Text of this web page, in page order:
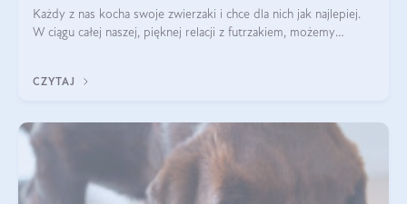
Każdy z nas kocha swoje zwierzaki i chce dla nich jak najlepiej.
W ciągu całej naszej, pięknej relacji z futrzakiem, możemy
CZYTAJ